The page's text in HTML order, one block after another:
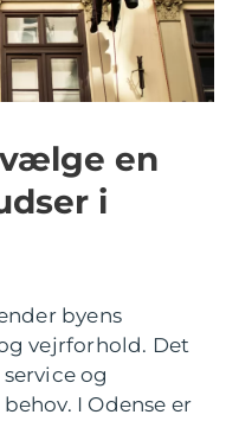
en
i
byens
vejrforhold. Det
og
I Odense er